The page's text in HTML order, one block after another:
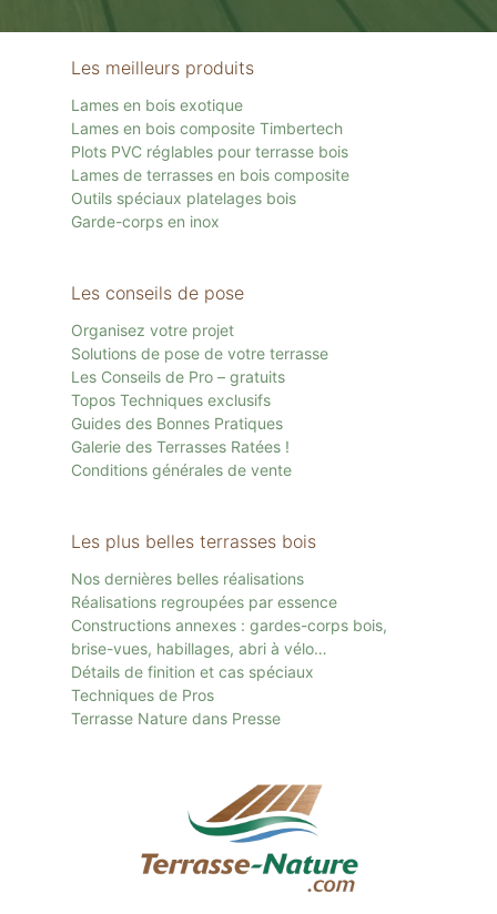
Les meilleurs produits
Lames en bois exotique
Lames en bois composite Timbertech
Plots PVC réglables pour terrasse bois
Lames de terrasses en bois composite
Outils spéciaux platelages bois
Garde-corps en inox
Les conseils de pose
Organisez votre projet
Solutions de pose de votre terrasse
Les Conseils de Pro – gratuits
Topos Techniques exclusifs
Guides des Bonnes Pratiques
Galerie des Terrasses Ratées !
Conditions générales de vente
Les plus belles terrasses bois
Nos dernières belles réalisations
Réalisations regroupées par essence
Constructions annexes : gardes-corps bois,
brise-vues, habillages, abri à vélo…
Détails de finition et cas spéciaux
Techniques de Pros
Terrasse Nature dans Presse